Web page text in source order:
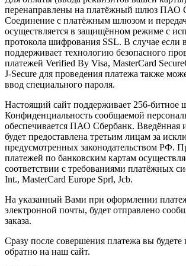
перенаправлены на платёжный шлюз ПАО
Соединение с платёжным шлюзом и
осуществляется в защищённом режиме с
протокола шифрования SSL. В случае если
поддерживает технологию безопасного
платежей Verified By Visa, MasterCard
J-Secure для проведения платежа также
ввод специального пароля.
Настоящий сайт поддерживает 256-битное
Конфиденциальность сообщаемой
обеспечивается ПАО Сбербанк. Введённая
будет предоставлена третьим лицам за
предусмотренных законодательством РФ.
платежей по банковским картам
соответствии с требованиями платёжных
Int., MasterCard Europe Sprl, Jcb.
На указанный Вами при оформлении
электронной почты, будет отправлено
заказа.
Сразу после совершения платежа вы
обратно на наш сайт.